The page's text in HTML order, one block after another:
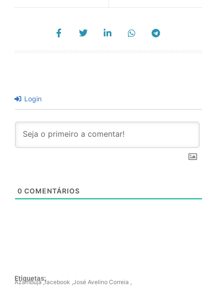
Login
0 COMENTÁRIOS
Etiquetas:
Azambuja,facebook José Avelino Correia